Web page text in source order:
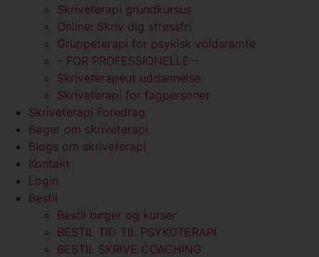
Skriveterapi grundkursus
Online: Skriv dig stressfri
Gruppeterapi for psykisk voldsramte
– FOR PROFESSIONELLE –
Skriveterapeut uddannelse
Skriveterapi for fagpersoner
Skriveterapi Foredrag
Bøger om skriveterapi
Blogs om skriveterapi
Kontakt
Login
Bestil
Bestil bøger og kurser
BESTIL TID TIL PSYKOTERAPI
BESTIL SKRIVE COACHING